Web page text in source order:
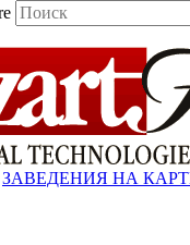
ЗАВЕДЕНИЯ НА